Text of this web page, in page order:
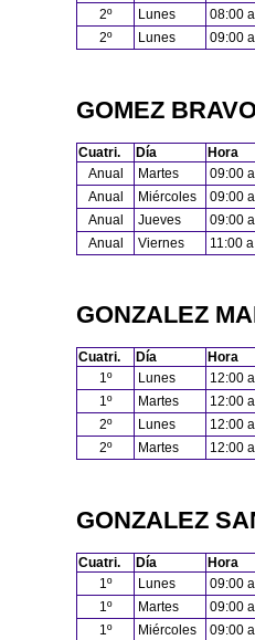
2º
Lunes
08:00
2º
Lunes 09:00
GOMEZ
Cuatri. Día
Hora
Anual
Martes
09:00
Anual
Miércoles
09:00
Anual
Jueves
09:00
Anual
Viernes 11:00
GONZALEZ
Cuatri. Día
Hora
1º
Lunes
12:00
1º
Martes
12:00
2º
Lunes
12:00
2º
Martes 12:00
GONZALEZ
Cuatri. Día
Hora
1º
Lunes
09:00
1º
Martes
09:00
1º
Miércoles
09:00